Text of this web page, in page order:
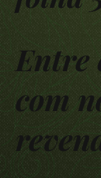
Entre
com